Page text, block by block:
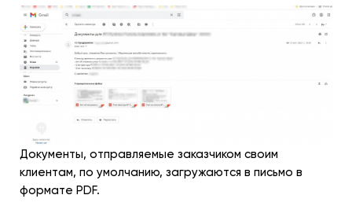
Документы, отправляемые заказчиком своим
клиентам, по умолчанию, загружаются в письмо в
формате PDF.